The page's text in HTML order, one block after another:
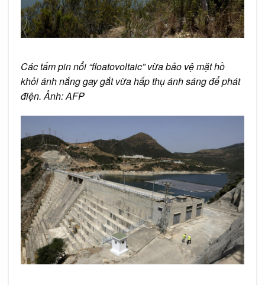
Các tấm pin nổi “floatovoltaic” vừa bảo vệ mặt hồ
khỏi ánh nắng gay gắt vừa hấp thụ ánh sáng để phát
điện. Ảnh: AFP